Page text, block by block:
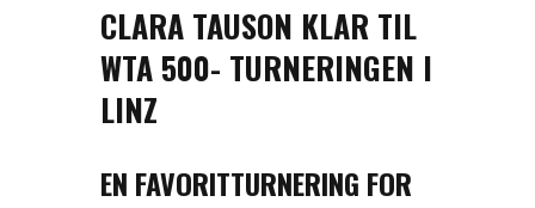
CLARA TAUSON KLAR TIL
WTA 500- TURNERINGEN I
LINZ
EN FAVORITTURNERING FOR